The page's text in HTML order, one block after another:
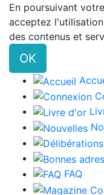
En poursuivant
acceptez
des contenus et
OK
FAQ